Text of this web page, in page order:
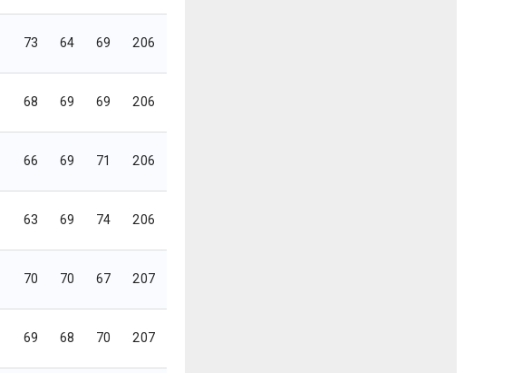
73 64 69 206
68 69 69 206
66 69 71 206
63 69 74 206
70 70 67 207
69 68 70 207